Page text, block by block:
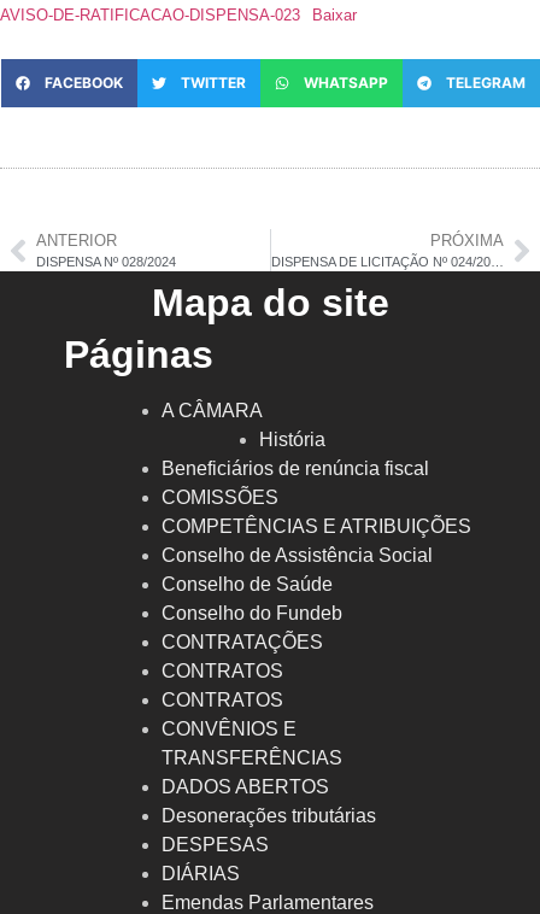
AVISO-DE-RATIFICACAO-DISPENSA-023 Baixar
FACEBOOK TWITTER WHATSAPP TELEGRAM
ANTERIOR
DISPENSA Nº 028/2024
PRÓXIMA
DISPENSA DE LICITAÇÃO Nº 024/2024 – RATIFICACÃO
Mapa do site
Páginas
A CÂMARA
História
Beneficiários de renúncia fiscal
COMISSÕES
COMPETÊNCIAS E ATRIBUIÇÕES
Conselho de Assistência Social
Conselho de Saúde
Conselho do Fundeb
CONTRATAÇÕES
CONTRATOS
CONTRATOS
CONVÊNIOS E
TRANSFERÊNCIAS
DADOS ABERTOS
Desonerações tributárias
DESPESAS
DIÁRIAS
Emendas Parlamentares